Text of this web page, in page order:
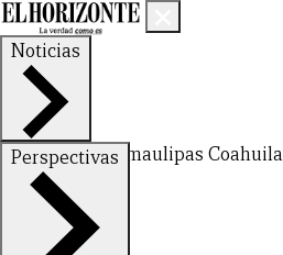
Noticias
Nuevo LeónTamaulipas Coahuila
Perspectivas